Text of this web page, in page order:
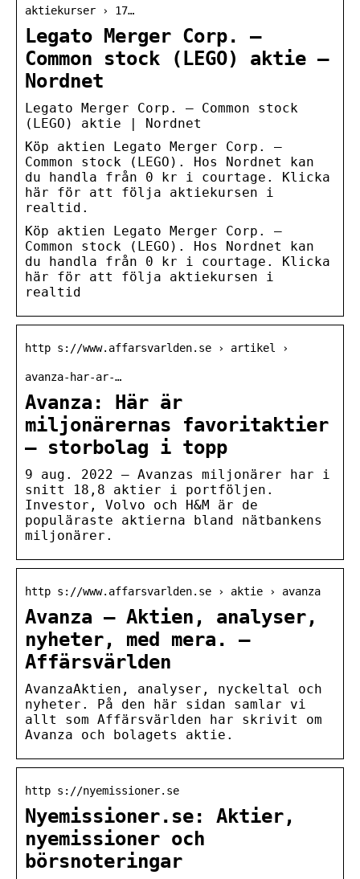
aktiekurser › 17…
Legato Merger Corp. –
Common stock (LEGO) aktie –
Nordnet
Legato Merger Corp. – Common stock
(LEGO) aktie | Nordnet
Köp aktien Legato Merger Corp. –
Common stock (LEGO). Hos Nordnet kan
du handla från 0 kr i courtage. Klicka
här för att följa aktiekursen i
realtid.
Köp aktien Legato Merger Corp. –
Common stock (LEGO). Hos Nordnet kan
du handla från 0 kr i courtage. Klicka
här för att följa aktiekursen i
realtid
http s://www.affarsvarlden.se › artikel ›
avanza-har-ar-…
Avanza: Här är
miljonärernas favoritaktier
– storbolag i topp
9 aug. 2022 — Avanzas miljonärer har i
snitt 18,8 aktier i portföljen.
Investor, Volvo och H&M är de
populäraste aktierna bland nätbankens
miljonärer.
http s://www.affarsvarlden.se › aktie › avanza
Avanza – Aktien, analyser,
nyheter, med mera. –
Affärsvärlden
AvanzaAktien, analyser, nyckeltal och
nyheter. På den här sidan samlar vi
allt som Affärsvärlden har skrivit om
Avanza och bolagets aktie.
http s://nyemissioner.se
Nyemissioner.se: Aktier,
nyemissioner och
börsnoteringar